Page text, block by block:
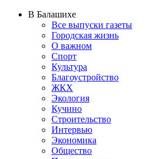
В Балашихе
Все выпуски газеты
Городская жизнь
О важном
Спорт
Культура
Благоустройство
ЖКХ
Экология
Кучино
Строительство
Интервью
Экономика
Общество